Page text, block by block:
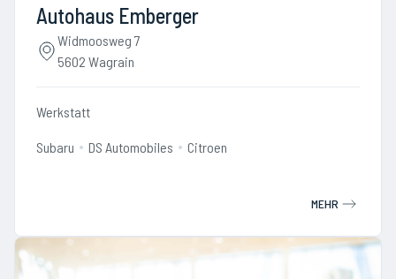
Autohaus Emberger
Widmoosweg 7
5602 Wagrain
Werkstatt
Subaru DS Automobiles Citroen
MEHR